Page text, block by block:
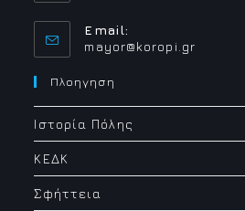
Email:
mayor@koropi.grOpens
Πλοηγηση
Ιστορία Πόλης
ΚΕΔΚ
Σφήττεια